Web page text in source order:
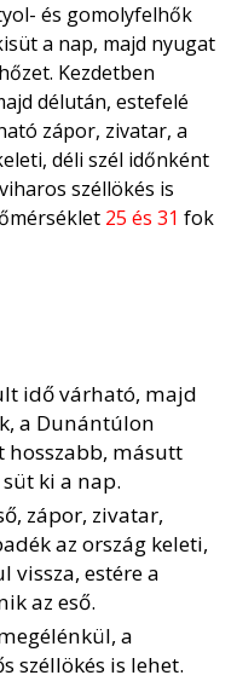
és gomolyfelhők
a nap, majd nyugat
Kezdetben
délután, estefelé
zápor, zivatar, a
déli szél időnként
széllökés is
25 és 31 fok
idő várható, majd
a Dunántúlon
hosszabb, másutt
ki a nap.
zápor, zivatar,
az ország keleti,
vissza, estére a
az eső.
a
széllökés is lehet.